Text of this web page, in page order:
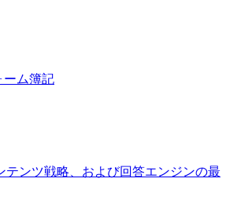
ーム簿記
テンツ戦略、および回答エンジンの最